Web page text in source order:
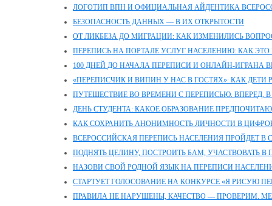
ЛОГОТИП ВПН И ОФИЦИАЛЬНАЯ АЙДЕНТИКА
БЕЗОПАСНОСТЬ ДАННЫХ — В ИХ ОТКРЫТОСТИ
ОТ ЛИКБЕЗА ДО МИГРАЦИИ: КАК ИЗМЕНИЛИСЬ
ПЕРЕПИСЬ НА ПОРТАЛЕ УСЛУГ НАСЕЛЕНИЮ: КАК ЭТО
100 ДНЕЙ ДО НАЧАЛА ПЕРЕПИСИ И ОНЛАЙН-ИГРАНА
«ПЕРЕПИСЧИК И ВИПИН У НАС В ГОСТЯХ»: КАК ДЕТИ
ПУТЕШЕСТВИЕ ВО ВРЕМЕНИ С ПЕРЕПИСЬЮ. ВПЕРЕД,
ДЕНЬ СТУДЕНТА: КАКОЕ ОБРАЗОВАНИЕ
КАК СОХРАНИТЬ АНОНИМНОСТЬ ЛИЧНОСТИ В
ВСЕРОССИЙСКАЯ ПЕРЕПИСЬ НАСЕЛЕНИЯ ПРОЙДЕТ В
ПОДНЯТЬ ЦЕЛИНУ, ПОСТРОИТЬ БАМ, УЧАСТВОВАТЬ В
НАЗОВИ СВОЙ РОДНОЙ ЯЗЫК НА ПЕРЕПИСИ
СТАРТУЕТ ГОЛОСОВАНИЕ НА КОНКУРСЕ «Я РИСУЮ
ПРАВИЛА НЕ НАРУШЕНЫ, КАЧЕСТВО — ПРОВЕРИМ.